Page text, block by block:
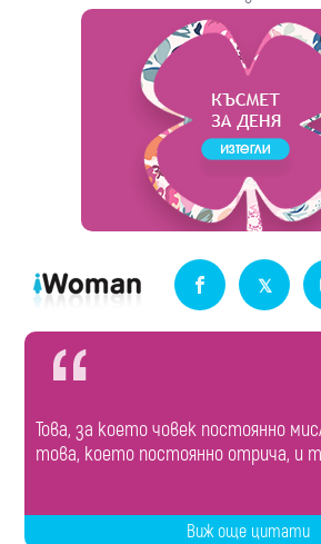
Това, за което човек постоянно
това, което постоянно отрича, и
Виж още цитати